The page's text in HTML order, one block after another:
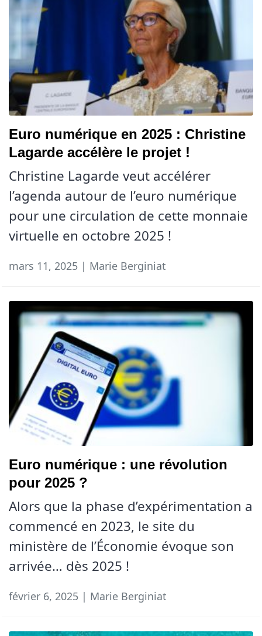
Euro numérique en 2025 : Christine
Lagarde accélère le projet !
Christine Lagarde veut accélérer
l’agenda autour de l’euro numérique
pour une circulation de cette monnaie
virtuelle en octobre 2025 !
mars 11, 2025 | Marie Berginiat
Euro numérique : une révolution
pour 2025 ?
Alors que la phase d’expérimentation a
commencé en 2023, le site du
ministère de l’Économie évoque son
arrivée… dès 2025 !
février 6, 2025 | Marie Berginiat